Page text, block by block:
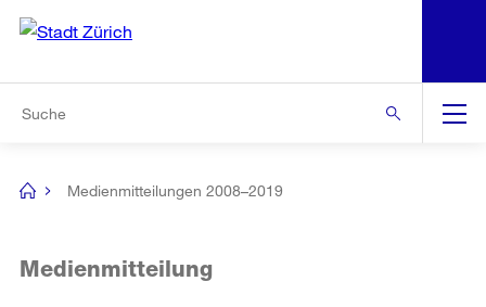
Navigation
[no
Medienmitteilungen 2008–2019
Medienmitteilung